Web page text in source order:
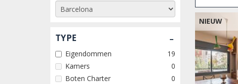
TYPE -
Eigendommen
19
Kamers
0
Boten Charter
0
NIEUW